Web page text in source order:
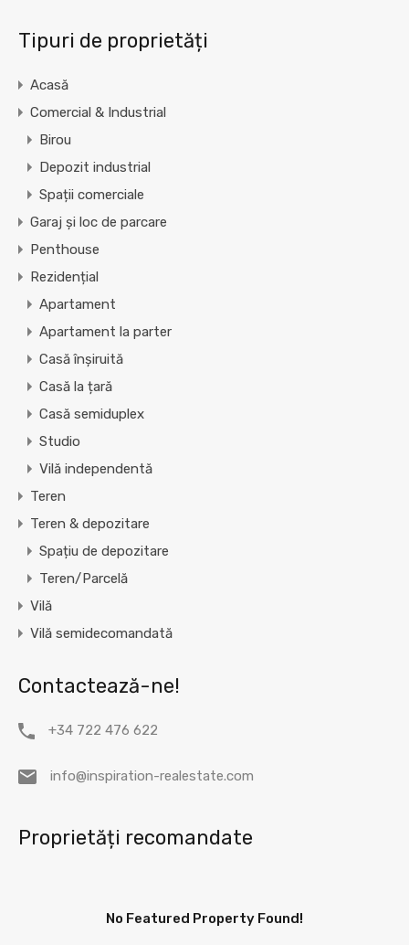
Tipuri de proprietăți
Acasă
Comercial & Industrial
Birou
Depozit industrial
Spații comerciale
Garaj și loc de parcare
Penthouse
Rezidențial
Apartament
Apartament la parter
Casă înșiruită
Casă la țară
Casă semiduplex
Studio
Vilă independentă
Teren
Teren & depozitare
Spațiu de depozitare
Teren/Parcelă
Vilă
Vilă semidecomandată
Contactează-ne!
+34 722 476 622
info@inspiration-realestate.com
Proprietăți recomandate
No Featured Property Found!